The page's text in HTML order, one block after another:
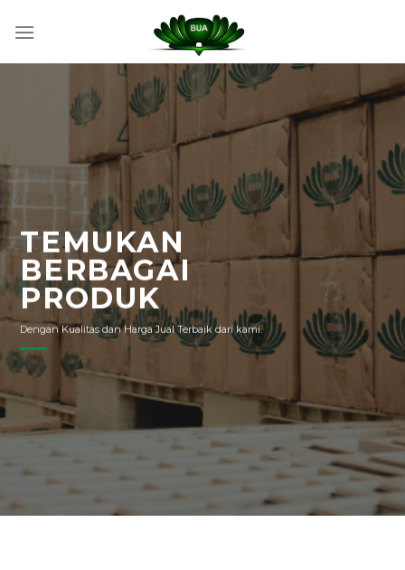
TEMUKAN
BERBAGAI
PRODUK
Dengan Kualitas dan Harga Jual Terbaik dari kami.